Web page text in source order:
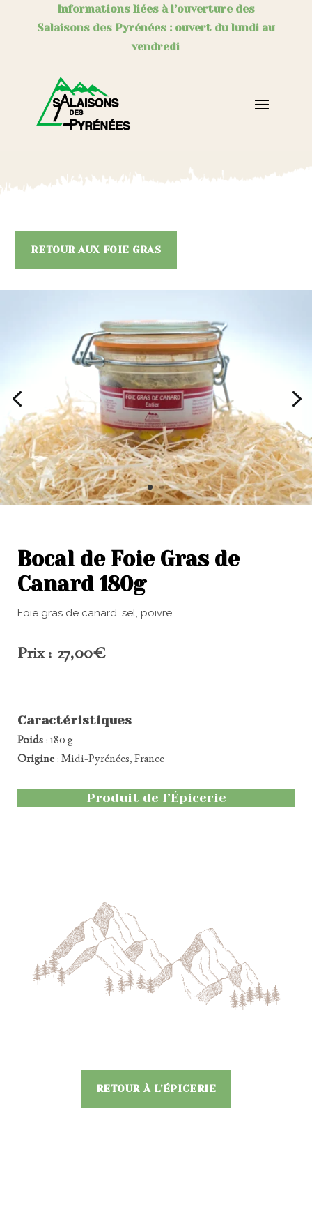
Informations liées à l’ouverture des
Salaisons des Pyrénées : ouvert du lundi au
vendredi
RETOUR AUX FOIE GRAS
Bocal de Foie Gras de
Canard 180g
Foie gras de canard, sel, poivre.
Prix : 27,00€
Caractéristiques
Poids : 180 g
Origine: Midi-Pyrénées, France
Produit de l’Épicerie
RETOUR À L'ÉPICERIE